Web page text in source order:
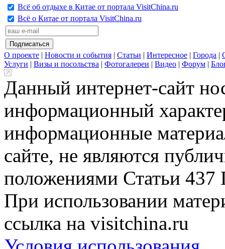
Всё об отдыхе в Китае от портала VisitChina.ru
Всё о Китае от портала VisitChina.ru
О проекте | Новости и события | Статьи | Интересное | Города |
Услуги | Визы и посольства | Фотогалереи | Видео | Форум |
Данный интернет-сайт
информационный
информационные
сайте, не являются
положениями Статьи 437
При использовании
ссылка на visitchina.ru